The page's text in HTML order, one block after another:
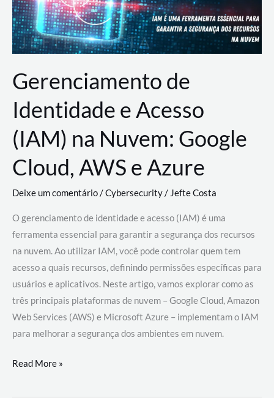
Gerenciamento de
Identidade e Acesso
(IAM) na Nuvem: Google
Cloud, AWS e Azure
Deixe um comentário/Cybersecurity/ Jefte Costa
O gerenciamento de identidade e acesso (IAM) é uma
ferramenta essencial para garantir a segurança dos recursos
na nuvem. Ao utilizar IAM, você pode controlar quem tem
acesso a quais recursos, definindo permissões específicas para
usuários e aplicativos. Neste artigo, vamos explorar como as
três principais plataformas de nuvem – Google Cloud, Amazon
Web Services (AWS) e Microsoft Azure – implementam o IAM
para melhorar a segurança dos ambientes em nuvem.
Gerenciamento
Read More »